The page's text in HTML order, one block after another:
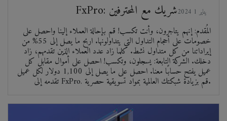
FxPro: شريك مع المحترفين
المُقدم: إنهم يتاجرون، وأنت تكسب! قم بإحالة العملاء إلينا واحصل على
خصومات على أحجام التداول التي يتداولونها. اربح ما يصل إلى 55% من
إيراداتنا من كل متداول نشط. كلما زاد عدد العملاء الذين تقدمهم، زاد
دخلك. الشركة التابعة: يسجلون، وتكسب! احصل على أموال مقابل كل
عميل يفتح حسابًا معنا. احصل على ما يصل إلى 1,100 دولار لكل عميل
تقدمه إلى FxPro. قم بزيادة شبكتك العالمية بمواد تسويقية حصرية.